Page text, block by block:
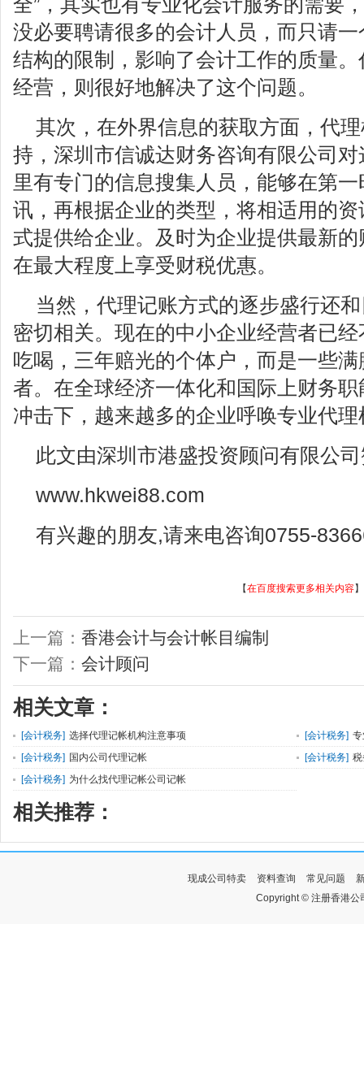
全”，其实也有专业化会计服务的需要
没必要聘请很多的会计人员，而只请
结构的限制，影响了会计工作的质量
经营，则很好地解决了这个问题。
其次，在外界信息的获取方面，代
持，深圳市信诚达财务咨询有限公司
里有专门的信息搜集人员，能够在第
讯，再根据企业的类型，将相适用的
式提供给企业。及时为企业提供最新
在最大程度上享受财税优惠。
当然，代理记账方式的逐步盛行还
密切相关。现在的中小企业经营者已
吃喝，三年赔光的个体户，而是一些
者。在全球经济一体化和国际上财务
冲击下，越来越多的企业呼唤专业代
此文由深圳市港盛投资顾问有限公
www.hkwei88.com
有兴趣的朋友,请来电咨询0755-
【在百度搜索更多相关内容】
上一篇： 香港会计与会计帐目编制
下一篇： 会计顾问
相关文章：
[会计税务] 选择代理记帐机构注意事项 [会计税务]
[会计税务] 国内公司代理记帐 [会计税务]
[会计税务] 为什么找代理记帐公司记帐
相关推荐：
现成公司特卖 资料查询 常见问题
Copyright © 注册香港公